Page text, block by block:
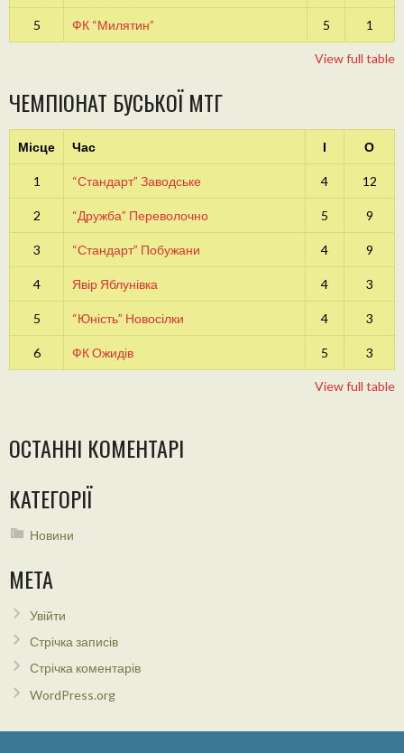
5 ФК “Милятин” 5 1
View full table
ЧЕМПІОНАТ БУСЬКОЇ МТГ
Місце Час І О
1 “Стандарт” Заводське 4 12
2 “Дружба” Переволочно 5 9
3 “Стандарт” Побужани 4 9
4 Явір Яблунівка 4 3
5 “Юність” Новосілки 4 3
6 ФК Ожидів 5 3
View full table
ОСТАННІ КОМЕНТАРІ
КАТЕГОРІЇ
Новини
МЕТА
Увійти
Стрічка записів
Стрічка коментарів
WordPress.org